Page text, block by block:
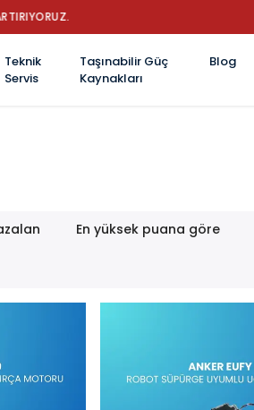
VE YENİLİK
Teknik
Servis
Taşınabilir Güç
Kaynakları
Blog
En yüksek puana göre